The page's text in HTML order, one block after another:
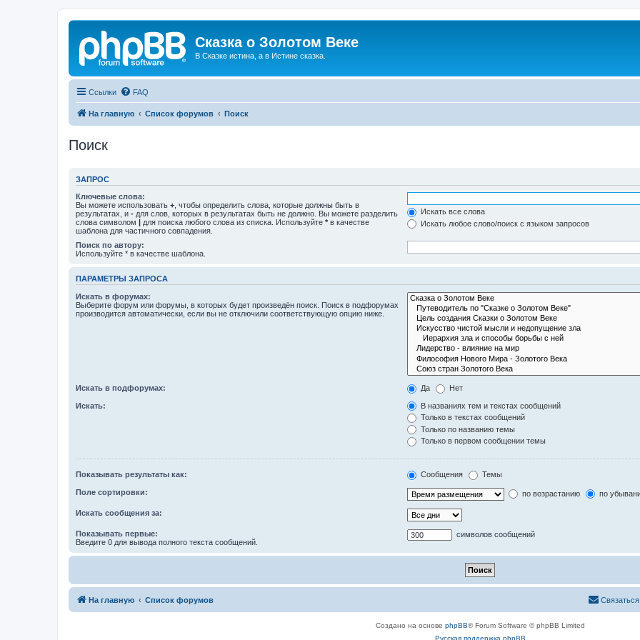
Сказка о Золотом Веке
В Сказке истина, а в Истине сказка.
Ссылки FAQ
На главную Список форумов Поиск
Поиск
ЗАПРОС
Ключевые слова:
Вы можете использовать + , чтобы определить слова, которые должны быть в
результатах, и - для слов, которых в результатах быть не должно. Вы можете разделить
слова символом | для поиска любого слова из списка. Используйте * в качестве
шаблона для частичного совпадения.
Искать все слова
Искать любое слово/поиск с языком запросов
Поиск по автору:
Используйте * в качестве шаблона.
ПАРАМЕТРЫ ЗАПРОСА
Искать в форумах:
Выберите форум или форумы, в которых будет произведён поиск. Поиск в подфорумах
производится автоматически, если вы не отключили соответствующую опцию ниже.
Искать в подфорумах: Да Нет
Искать:
В названиях тем и текстах сообщений
Только в текстах сообщений
Только по названию темы
Только в первом сообщении темы
Показывать результаты как: Сообщения Темы
Поле сортировки: по возрастанию по
Искать сообщения за:
Показывать первые:
Введите 0 для вывода полного текста сообщений.
символов сообщений
На главную Список форумов
Создано на основе phpBB® Forum Software © phpBB Limited
Русская поддержка phpBB